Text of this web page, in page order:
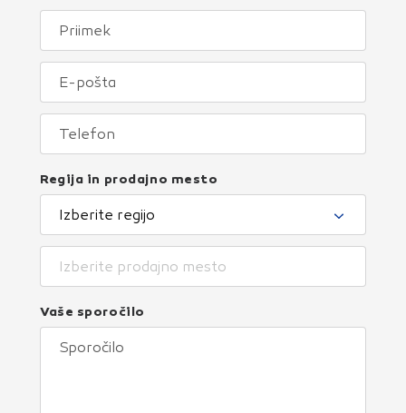
Regija in prodajno mesto
Izberite regijo
Izberite prodajno mesto
Vaše sporočilo